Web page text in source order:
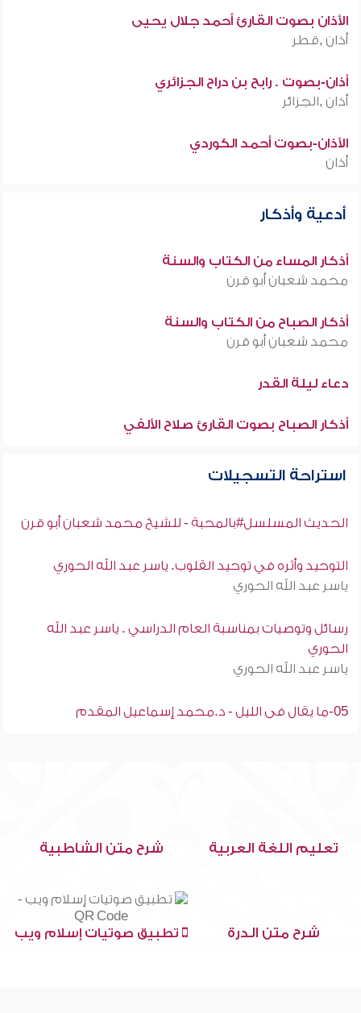
الأذان بصوت القارئ أحمد جلال يحيى
أذان ,قطر
أذان-بصوت . رابح بن دراح الجزائري
أذان ,الجزائر
الأذان-بصوت أحمد الكوردي
أذان
أدعية وأذكار
أذكار المساء من الكتاب والسنة
محمد شعبان أبو قرن
أذكار الصباح من الكتاب والسنة
محمد شعبان أبو قرن
دعاء ليلة القدر
أذكار الصباح بصوت القارئ صلاح الألفي
استراحة التسجيلات
الحديث المسلسل#بالمحبة - للشيخ محمد شعبان أبو قرن
التوحيد وأثره في توحيد القلوب. ياسر عبد الله الحوري
ياسر عبد الله الحوري
رسائل وتوصيات بمناسبة العام الدراسي . ياسر عبد الله
الحوري
ياسر عبد الله الحوري
05-ما يقال فى الليل - د.محمد إسماعيل المقدم
تعليم اللغة العربية شرح متن الشاطبية
شرح متن الدرة تطبيق صوتيات إسلام ويب